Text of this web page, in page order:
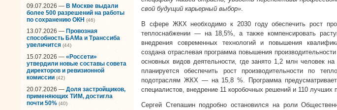
09.07.2026 — В Москве выдали
более 500 разрешений на работы
по сохранению ОКН (46)
13.07.2026 — Провозная
способность БАМа и Транссиба
увеличится (44)
15.07.2026 — «Россети»
утвердили новые составы совета
директоров и ревизионной
комиссии (42)
20.07.2026 — Доля застройщиков,
применяющих ТИМ, достигла
почти 50% (40)
свой будущий карьерный выбор».
В сфере ЖКХ необходимо к 2030 году обеспечить рост
теплоснабжении — на 18,5%, а также компенсировать
внедрения современных технологий и повышения
создана отраслевая программа повышения
основных видов деятельности, где занято 1,2 млн человек
планируется обеспечить рост производительности по
подотраслям ЖКХ — на 15,8 %. Программа
специалистов, внедрение 11 коробочных решений и 110 лучших
Сергей Степашин подробно остановился на роли